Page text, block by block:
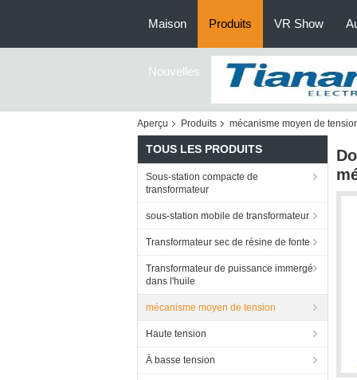
Maison Produits VR Show
Nouvelles
Aperçu Produits mécanisme moyen de
TOUS LES PRODUITS
Sous-station compacte de
transformateur
sous-station mobile de transformateur
Transformateur sec de résine de fonte
Transformateur de puissance immergé
dans l'huile
mécanisme moyen de tension
Haute tension
À basse tension